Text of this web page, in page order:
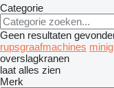
Categorie
Geen resultaten
rupsgraafmachines
overslagkranen
laat alles zien
Merk